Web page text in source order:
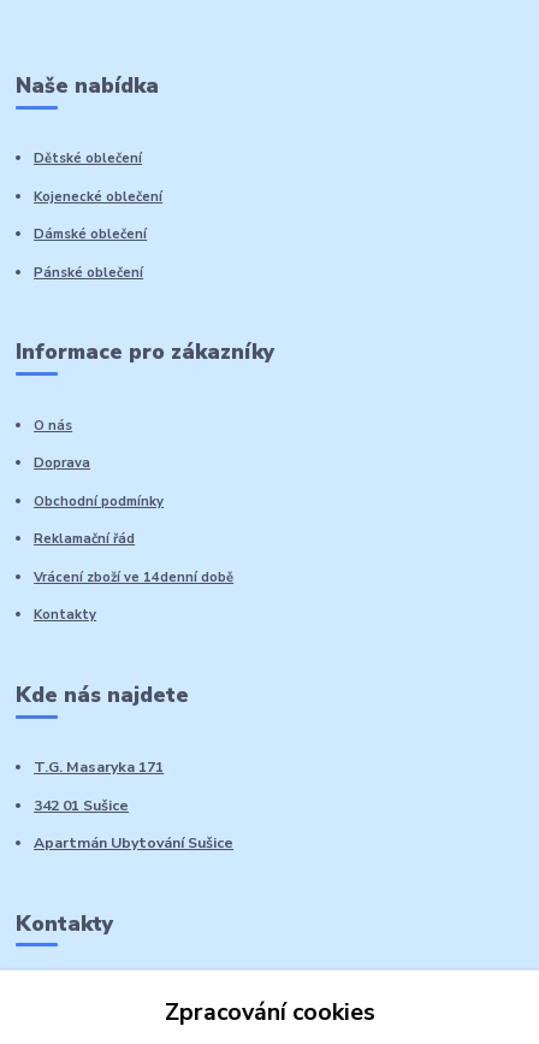
Naše nabídka
Dětské oblečení
Kojenecké oblečení
Dámské oblečení
Pánské oblečení
Informace pro zákazníky
O nás
Doprava
Obchodní podmínky
Reklamační řád
Vrácení zboží ve 14denní době
Kontakty
Kde nás najdete
T.G. Masaryka 171
342 01 Sušice
Apartmán Ubytování Sušice
Kontakty
Zpracování cookies